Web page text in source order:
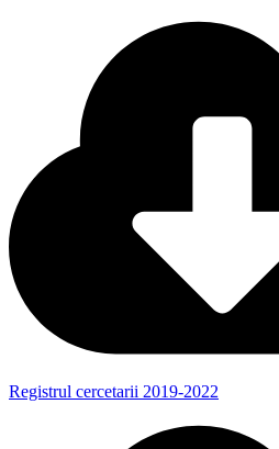
Registrul cercetarii 2019-2022